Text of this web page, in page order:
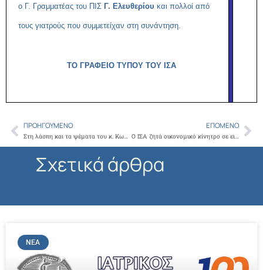
ο Γ. Γραμματέας του ΠΙΣ Γ. Ελευθερίου και πολλοί από
τους γιατρούς που συμμετείχαν στη συνάντηση.
ΤΟ ΓΡΑΦΕΙΟ ΤΥΠΟΥ ΤΟΥ ΙΣΑ
Prev
ΠΡΟΗΓΟΎΜΕΝΟ
Στη λάσπη και τα ψέματα του κ. Κωνσταντινόπουλου απαντάμε με αλήθειες
ΕΠΌΜΕΝΟ
Ο ΙΣΑ ζητά οικονομικό κίνητρο σε ειδικευμένους και ειδικευόμενους γιατρούς στην ειδικότητα της Βιοπαθολογίας / Εργαστηριακής ιατρικής
Σχετικά άρθρα
ΝΈΑ